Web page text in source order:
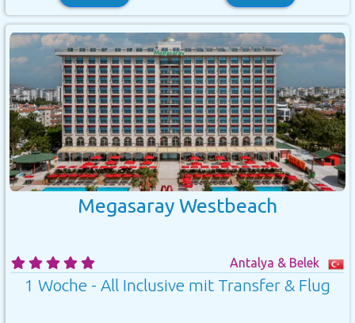
Megasaray Westbeach
Antalya & Belek
1 Woche - All Inclusive mit Transfer & Flug